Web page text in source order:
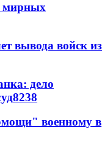
мирных
вывода войск из
дело
8238
военному в